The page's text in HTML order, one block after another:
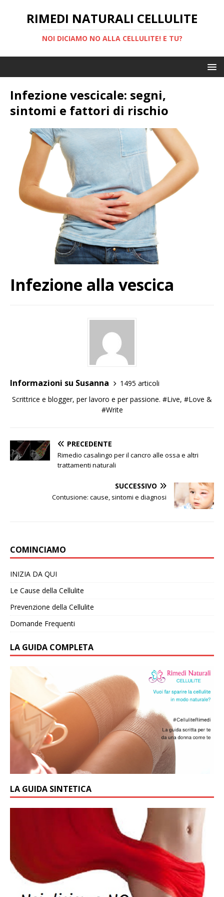
RIMEDI NATURALI CELLULITE
NOI DICIAMO NO ALLA CELLULITE! E TU?
Infezione vescicale: segni,
sintomi e fattori di rischio
Infezione alla vescica
Informazioni su Susanna
1495 articoli
Scrittrice e blogger, per lavoro e per passione. #Live, #Love &
#Write
PRECEDENTE
Rimedio casalingo per il cancro alle ossa e altri
trattamenti naturali
SUCCESSIVO
Contusione: cause, sintomi e diagnosi
COMINCIAMO
INIZIA DA QUI
Le Cause della Cellulite
Prevenzione della Cellulite
Domande Frequenti
LA GUIDA COMPLETA
LA GUIDA SINTETICA